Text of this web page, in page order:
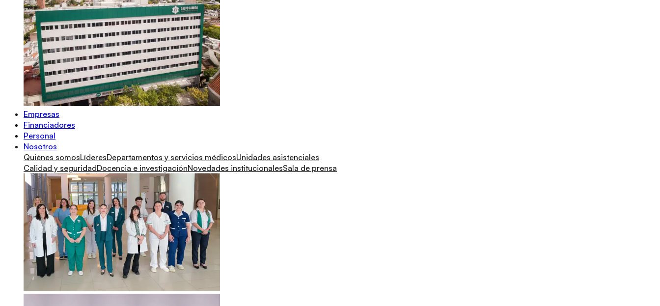
Empresas
Financiadores
Personal
Nosotros
Quiénes somosLíderesDepartamentos y servicios médicosUnidades asistenciales
Calidad y seguridadDocencia e investigaciónNovedades institucionalesSala de prensa